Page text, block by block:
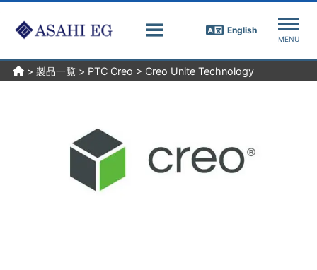
English
>製品一覧 > PTC Creo > Creo Unite Technology